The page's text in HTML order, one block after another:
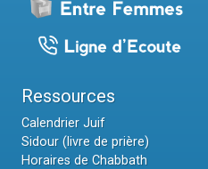
Ressources
Calendrier Juif
Sidour (livre de prière)
Horaires de Chabbath